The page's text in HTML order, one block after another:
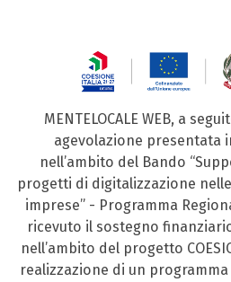
MENTELOCALE WEB, a
agevolazione presentata
nell’ambito del Bando
progetti di digitalizzazione
imprese” - Programma
ricevuto il sostegno
nell’ambito del progetto
realizzazione di un